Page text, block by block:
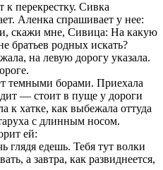
к перекрестку. Сивка
Аленка спрашивает у нее:
скажи мне, Сивица: На какую
братьев родных искать?
на левую дорогу указала.
темными борами. Приехала
— стоит в пуще у дороги
к хатке, как выбежала оттуда
с длинным носом.
ей:
глядя едешь. Тебя тут волки
а завтра, как развиднеется,